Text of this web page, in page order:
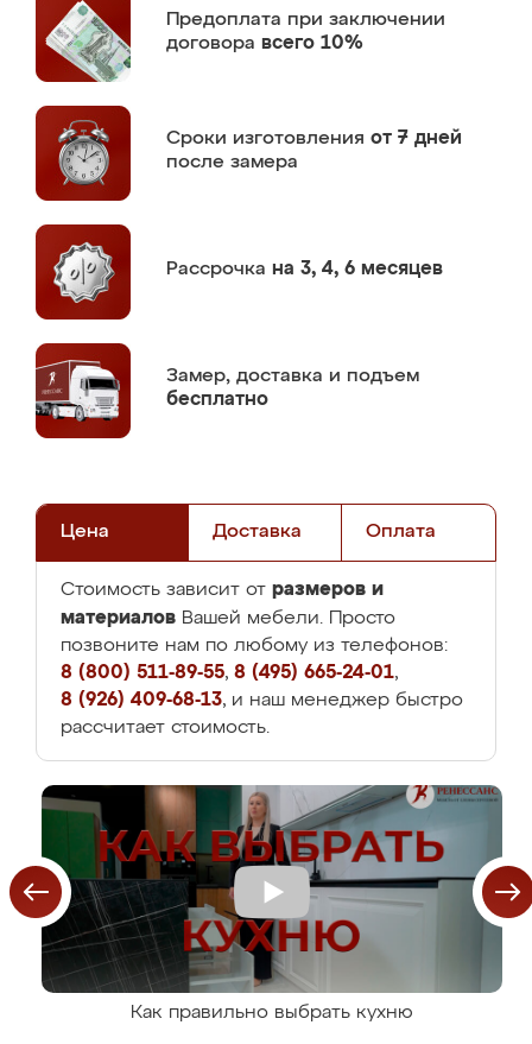
Предоплата при заключении
договора всего 10%
Сроки изготовления от 7 дней
после замера
Рассрочка на 3, 4, 6 месяцев
Замер, доставка и подъем
бесплатно
Цена Доставка Оплата
Стоимость зависит от размеров и
материалов Вашей мебели. Просто
позвоните нам по любому из телефонов:
8 (800) 511-89-55, 8 (495) 665-24-01,
8 (926) 409-68-13, и наш менеджер быстро
рассчитает стоимость.
Как правильно выбрать кухню